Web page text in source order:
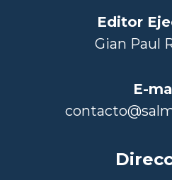
Editor
Gian Paul
E-